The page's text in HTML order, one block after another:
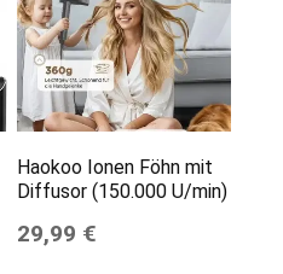
Haokoo Ionen Föhn mit
Diffusor (150.000 U/min)
29,99 €